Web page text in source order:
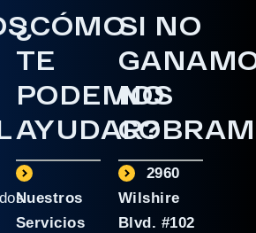
¿CÓMO
TE
PODEMOS
AYUDAR?
Nuestros
Servicios
SI NO
NO
2960
Wilshire
Blvd. #102